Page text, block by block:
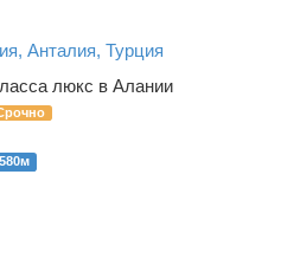
Анталия, Турция
люкс в Алании